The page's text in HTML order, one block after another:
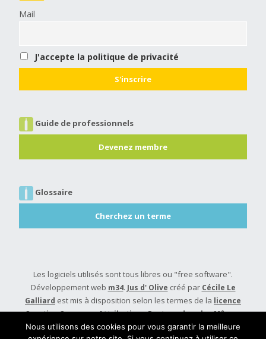
Mail
J'accepte la politique de privacité
Guide de professionnels
Devenez membre
Glossaire
Cherchez un terme
Les logiciels utilisés sont tous libres ou "free software".
Développement web m34. Jus d' Olive créé par Cécile Le
Galliard est mis à disposition selon les termes de la licence
Creative Commons Attribution - Partage dans les Mêmes
Conditions 4.0 International.
Nous utilisons des cookies pour vous garantir la meilleure